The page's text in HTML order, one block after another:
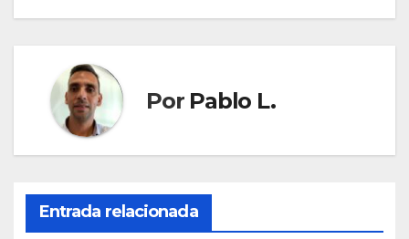
Por Pablo L.
Entrada relacionada